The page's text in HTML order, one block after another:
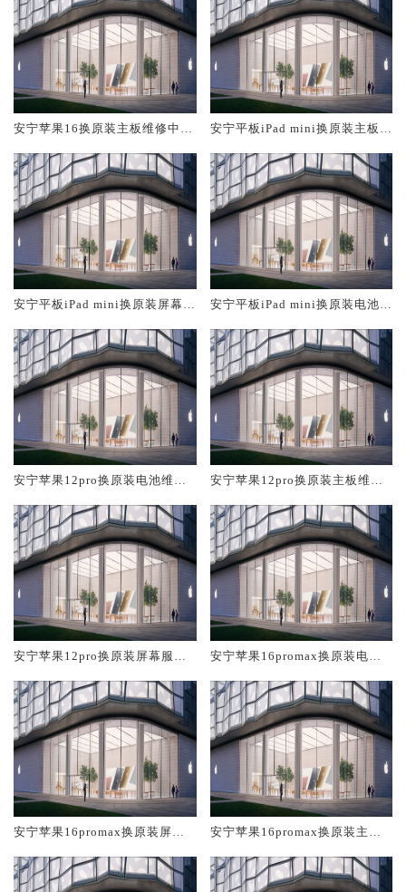
安宁苹果16换原装主板维修中心
安宁平板iPad mini换原装主板维
安宁平板iPad mini换原装屏幕服
安宁平板iPad mini换原装电池维
安宁苹果12pro换原装电池维修
安宁苹果12pro换原装主板维修
安宁苹果12pro换原装屏幕服务
安宁苹果16promax换原装电池
安宁苹果16promax换原装屏幕
安宁苹果16promax换原装主板